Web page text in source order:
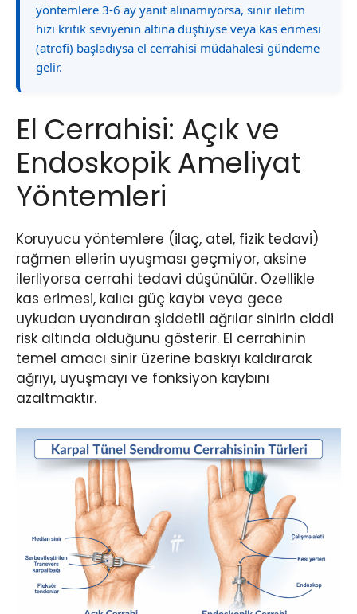
yöntemlere 3-6 ay yanıt alınamıyorsa, sinir iletim
hızı kritik seviyenin altına düştüyse veya kas erimesi
(atrofi) başladıysa el cerrahisi müdahalesi gündeme
gelir.
El Cerrahisi: Açık ve
Endoskopik Ameliyat
Yöntemleri
Koruyucu yöntemlere (ilaç, atel, fizik tedavi)
rağmen ellerin uyuşması geçmiyor, aksine
ilerliyorsa cerrahi tedavi düşünülür. Özellikle
kas erimesi, kalıcı güç kaybı veya gece
uykudan uyandıran şiddetli ağrılar sinirin ciddi
risk altında olduğunu gösterir. El cerrahinin
temel amacı sinir üzerine baskıyı kaldırarak
ağrıyı, uyuşmayı ve fonksiyon kaybını
azaltmaktır.